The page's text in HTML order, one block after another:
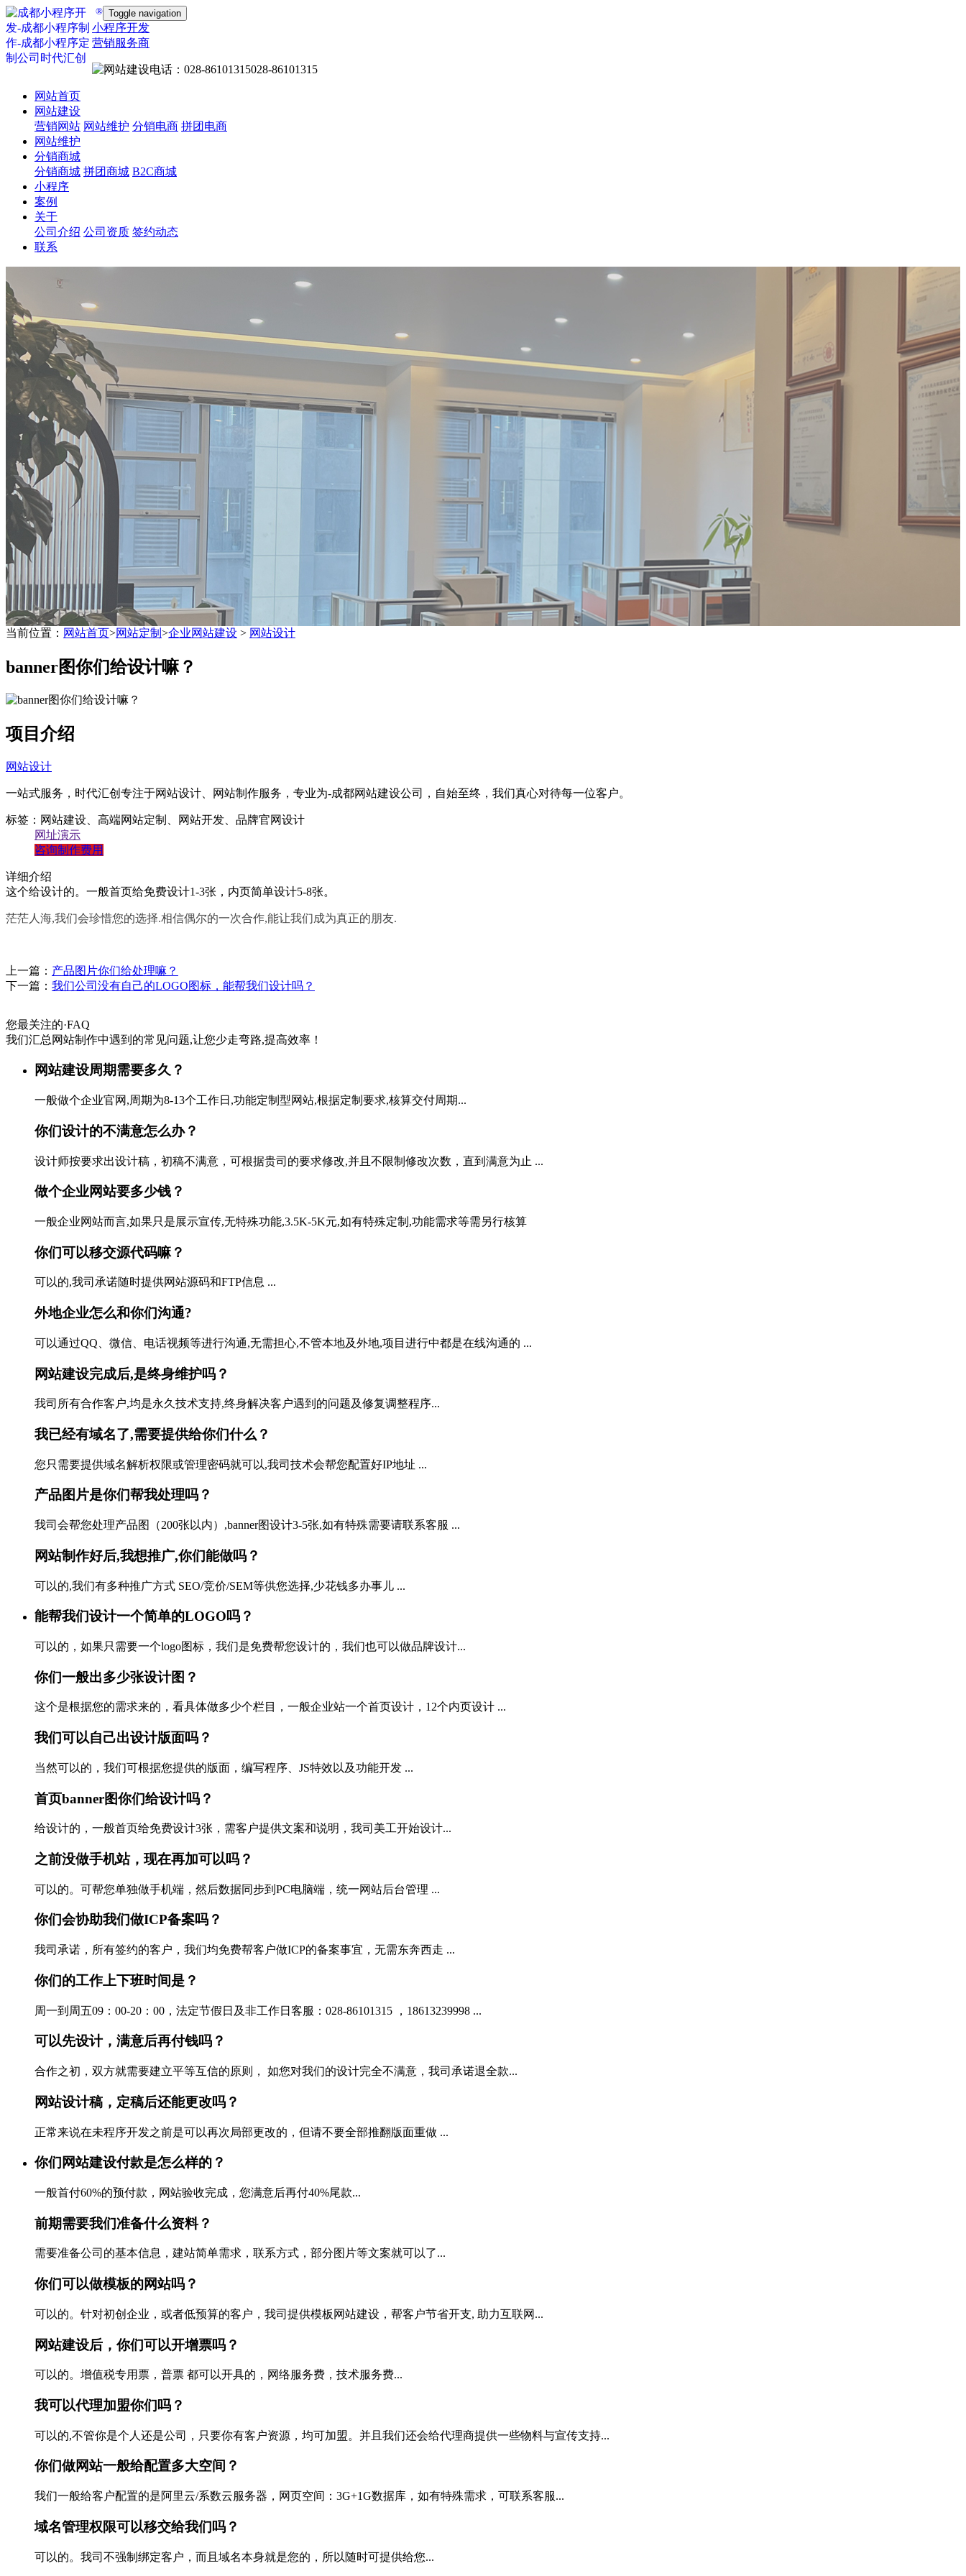
Toggle navigation
®
小程序开发
营销服务商
028-86101315
网站首页
网站建设
营销网站 网站维护 分销电商 拼团电商
网站维护
分销商城
分销商城 拼团商城 B2C商城
小程序
案例
关于
公司介绍 公司资质 签约动态
联系
带后台管理系统
自主研发系统,易维护
当前位置： 网站首页>网站定制 >企业网站建设 > 网站设计
banner图你们给设计嘛？
项目介绍
网站设计
一站式服务，时代汇创专注于网站设计、网站制作服务，专业为-成都网站建设公司，自始至终，我们真心对待每一位客户。
标签：网站建设、高端网站定制、网站开发、品牌官网设计
网址演示
咨询制作费用
详细介绍
这个给设计的。一般首页给免费设计1-3张，内页简单设计5-8张。
茫茫人海,我们会珍惜您的选择.相信偶尔的一次合作,能让我们成为真正的朋友.
上一篇： 产品图片你们给处理嘛？
下一篇： 我们公司没有自己的LOGO图标，能帮我们设计吗？
您最关注的·FAQ
我们汇总网站制作中遇到的常见问题,让您少走弯路,提高效率！
网站建设周期需要多久？
一般做个企业官网,周期为8-13个工作日,功能定制型网站,根据定制要求,核算交付周期...
你们设计的不满意怎么办？
设计师按要求出设计稿，初稿不满意，可根据贵司的要求修改,并且不限制修改次数，直到满意为止 ...
做个企业网站要多少钱？
一般企业网站而言,如果只是展示宣传,无特殊功能,3.5K-5K元,如有特殊定制,功能需求等需另行核算
你们可以移交源代码嘛？
可以的,我司承诺随时提供网站源码和FTP信息 ...
外地企业怎么和你们沟通?
可以通过QQ、微信、电话视频等进行沟通,无需担心,不管本地及外地,项目进行中都是在线沟通的 ...
网站建设完成后,是终身维护吗？
我司所有合作客户,均是永久技术支持,终身解决客户遇到的问题及修复调整程序...
我已经有域名了,需要提供给你们什么？
您只需要提供域名解析权限或管理密码就可以,我司技术会帮您配置好IP地址 ...
产品图片是你们帮我处理吗？
我司会帮您处理产品图（200张以内）,banner图设计3-5张,如有特殊需要请联系客服 ...
网站制作好后,我想推广,你们能做吗？
可以的,我们有多种推广方式 SEO/竞价/SEM等供您选择,少花钱多办事儿 ...
能帮我们设计一个简单的LOGO吗？
可以的，如果只需要一个logo图标，我们是免费帮您设计的，我们也可以做品牌设计...
你们一般出多少张设计图？
这个是根据您的需求来的，看具体做多少个栏目，一般企业站一个首页设计，12个内页设计 ...
我们可以自己出设计版面吗？
当然可以的，我们可根据您提供的版面，编写程序、JS特效以及功能开发 ...
首页banner图你们给设计吗？
给设计的，一般首页给免费设计3张，需客户提供文案和说明，我司美工开始设计...
之前没做手机站，现在再加可以吗？
可以的。可帮您单独做手机端，然后数据同步到PC电脑端，统一网站后台管理 ...
你们会协助我们做ICP备案吗？
我司承诺，所有签约的客户，我们均免费帮客户做ICP的备案事宜，无需东奔西走 ...
你们的工作上下班时间是？
周一到周五09：00-20：00，法定节假日及非工作日客服：028-86101315 ，18613239998 ...
可以先设计，满意后再付钱吗？
合作之初，双方就需要建立平等互信的原则， 如您对我们的设计完全不满意，我司承诺退全款...
网站设计稿，定稿后还能更改吗？
正常来说在未程序开发之前是可以再次局部更改的，但请不要全部推翻版面重做 ...
你们网站建设付款是怎么样的？
一般首付60%的预付款，网站验收完成，您满意后再付40%尾款...
前期需要我们准备什么资料？
需要准备公司的基本信息，建站简单需求，联系方式，部分图片等文案就可以了...
你们可以做模板的网站吗？
可以的。针对初创企业，或者低预算的客户，我司提供模板网站建设，帮客户节省开支, 助力互联网...
网站建设后，你们可以开增票吗？
可以的。增值税专用票，普票 都可以开具的，网络服务费，技术服务费...
我可以代理加盟你们吗？
可以的,不管你是个人还是公司，只要你有客户资源，均可加盟。并且我们还会给代理商提供一些物料与宣传支持...
你们做网站一般给配置多大空间？
我们一般给客户配置的是阿里云/系数云服务器，网页空间：3G+1G数据库，如有特殊需求，可联系客服...
域名管理权限可以移交给我们吗？
可以的。我司不强制绑定客户，而且域名本身就是您的，所以随时可提供给您...